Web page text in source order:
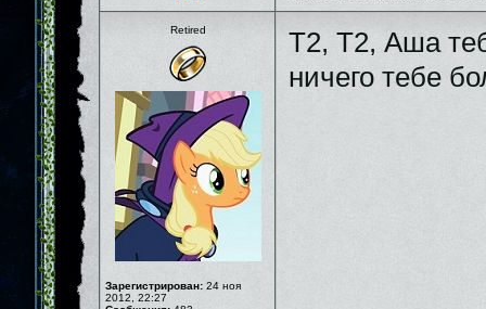
Retired
Зарегистрирован: 24 ноя
2012, 22:27
T2, T2, Аша
ничего тебе